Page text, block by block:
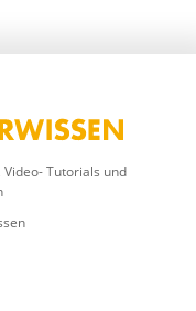
Tutorials und
auf Twitter